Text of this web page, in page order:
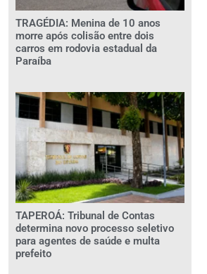
TRAGÉDIA: Menina de 10 anos
morre após colisão entre dois
carros em rodovia estadual da
Paraíba
TAPEROÁ: Tribunal de Contas
determina novo processo seletivo
para agentes de saúde e multa
prefeito